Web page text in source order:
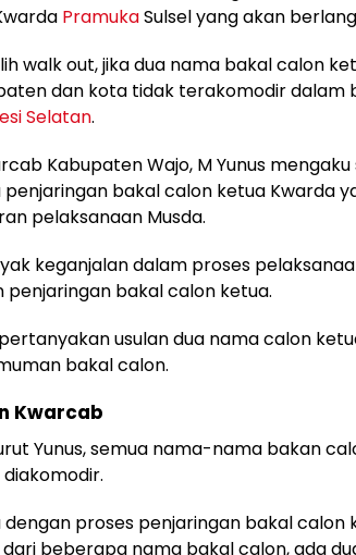
PramukaSulsel yang akan
walk out, jika dua nama bakal calon
dan kota tidak terakomodir dalam
Selatan.
Kabupaten Wajo, M Yunus
penjaringan bakal calon ketua Kwarda
pelaksanaan Musda.
keganjalan dalam proses
bakal calon ketua.
usulan dua nama calon
bakal calon.
Kwarcab
Yunus, semua nama-nama bakan
dengan proses penjaringan bakal calon
beberapa nama bakal calon, ada